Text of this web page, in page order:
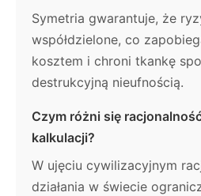
Symetria gwarantuje, że
współdzielone, co
kosztem i chroni tkankę
destrukcyjną nieufnością.
Czym różni się
kalkulacji?
W ujęciu cywilizacyjnym
działania w świecie